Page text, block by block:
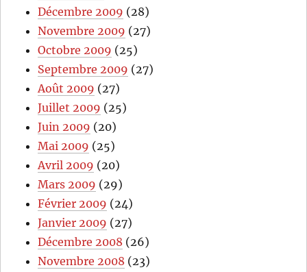
Décembre 2009 (28)
Novembre 2009 (27)
Octobre 2009 (25)
Septembre 2009 (27)
Août 2009 (27)
Juillet 2009 (25)
Juin 2009 (20)
Mai 2009 (25)
Avril 2009 (20)
Mars 2009 (29)
Février 2009 (24)
Janvier 2009 (27)
Décembre 2008 (26)
Novembre 2008 (23)